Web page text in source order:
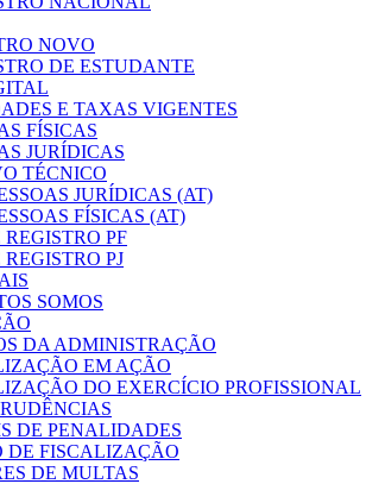
NOVO
DE ESTUDANTE
E TAXAS VIGENTES
FÍSICAS
JURÍDICAS
TÉCNICO
JURÍDICAS (AT)
FÍSICAS (AT)
REGISTRO PF
REGISTRO PJ
SOMOS
DA ADMINISTRAÇÃO
EM AÇÃO
DO EXERCÍCIO PROFISSIONAL
DE PENALIDADES
DE FISCALIZAÇÃO
DE MULTAS